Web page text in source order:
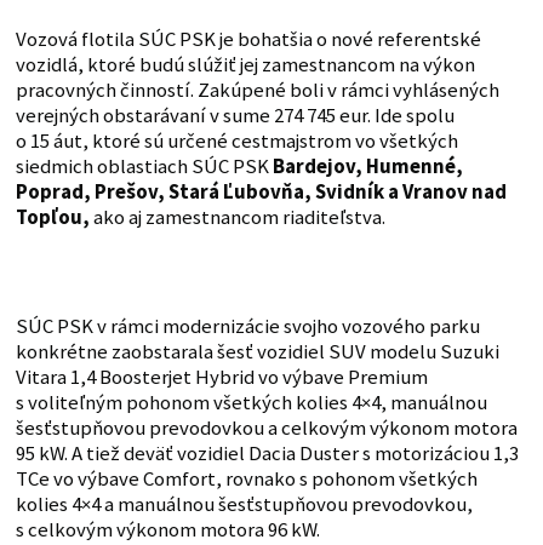
Vozová flotila SÚC PSK je bohatšia o nové referentské
vozidlá, ktoré budú slúžiť jej zamestnancom na výkon
pracovných činností. Zakúpené boli v rámci vyhlásených
verejných obstarávaní v sume 274 745 eur. Ide spolu
o 15 áut, ktoré sú určené cestmajstrom vo všetkých
siedmich oblastiach SÚC PSKBardejov, Humenné,
Poprad, Prešov, Stará Ľubovňa, Svidník a Vranov nad
Topľou,ako aj zamestnancom riaditeľstva.
SÚC PSK v rámci modernizácie svojho vozového parku
konkrétne zaobstarala šesť vozidiel SUV modelu Suzuki
Vitara 1,4 Boosterjet Hybrid vo výbave Premium
s voliteľným pohonom všetkých kolies 4×4, manuálnou
šesťstupňovou prevodovkou a celkovým výkonom motora
95 kW. A tiež deväť vozidiel Dacia Duster s motorizáciou 1,3
TCe vo výbave Comfort, rovnako s pohonom všetkých
kolies 4×4 a manuálnou šesťstupňovou prevodovkou,
s celkovým výkonom motora 96 kW.